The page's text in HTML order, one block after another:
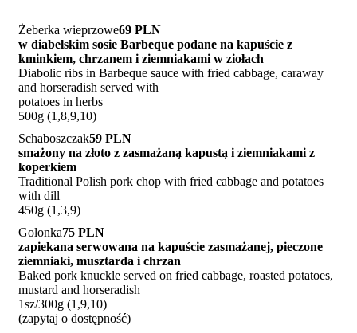
Żeberka wieprzowe69 PLN
w diabelskim sosie Barbeque podane na kapuście z
kminkiem, chrzanem i ziemniakami w ziołach
Diabolic ribs in Barbeque sauce with fried cabbage, caraway
and horseradish served with
potatoes in herbs
500g (1,8,9,10)
Schaboszczak59 PLN
smażony na złoto z zasmażaną kapustą i ziemniakami z
koperkiem
Traditional Polish pork chop with fried cabbage and potatoes
with dill
450g (1,3,9)
Golonka75 PLN
zapiekana serwowana na kapuście zasmażanej, pieczone
ziemniaki, musztarda i chrzan
Baked pork knuckle served on fried cabbage, roasted potatoes,
mustard and horseradish
1sz/300g (1,9,10)
(zapytaj o dostępność)